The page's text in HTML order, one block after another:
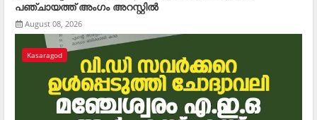
പഞ്ചായത്ത് അംഗം അറസ്റ്റില്‍
August 08, 2026
Kasaragod